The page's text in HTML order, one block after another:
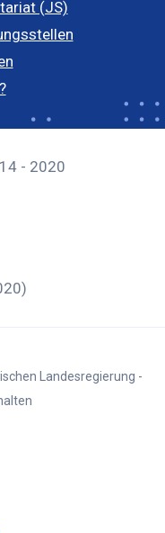
(JS)
- 2020
Landesregierung -